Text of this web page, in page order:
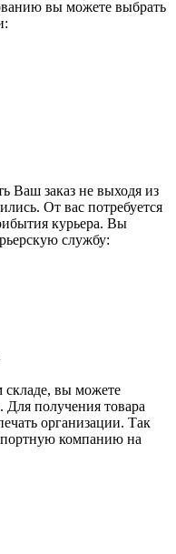
вы можете выбрать
Ваш заказ не выходя из
От вас потребуется
курьера. Вы
службу:
вы можете
Для получения товара
организации. Так
компанию на